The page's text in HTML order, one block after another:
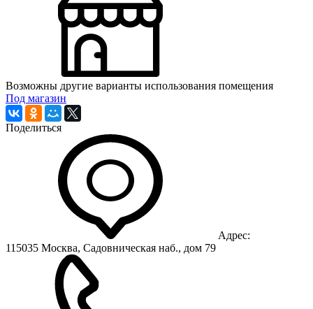
Возможны другие варианты использования помещения
Под магазин
Поделиться
Адрес:
115035 Москва, Садовническая наб., дом 79